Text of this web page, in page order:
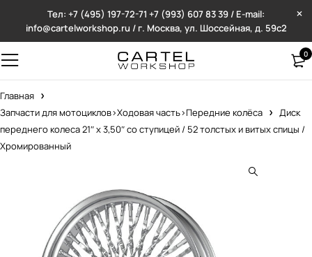
Тел: +7 (495) 197-72-71 +7 (993) 607 83 39 / E-mail:
info@cartelworkshop.ru / г. Москва, ул. Шоссейная, д. 59с2
0
Главная
Запчасти для мотоциклов>Ходовая часть>Передние колёса
Диск
переднего колеса 21″ x 3,50″ со ступицей / 52 толстых и витых спицы /
Хромированный